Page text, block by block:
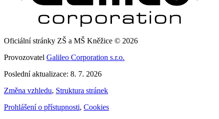
Oficiální stránky ZŠ a MŠ Kněžice © 2026
Provozovatel Galileo Corporation s.r.o.
Poslední aktualizace: 8. 7. 2026
Změna vzhledu, Struktura stránek
Prohlášení o přístupnosti, Cookies